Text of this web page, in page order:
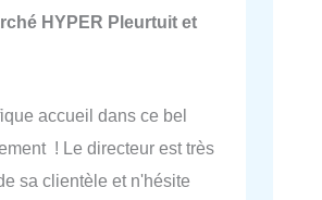
HYPER Pleurtuit et
accueil dans ce bel
! Le directeur est très
sa clientèle et n'hésite